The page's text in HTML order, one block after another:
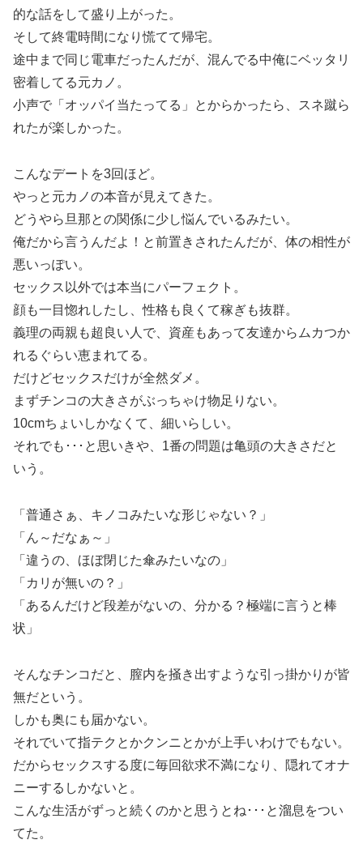
的な話をして盛り上がった。
そして終電時間になり慌てて帰宅。
途中まで同じ電車だったんだが、混んでる中俺にベッタリ
密着してる元カノ。
小声で「オッパイ当たってる」とからかったら、スネ蹴ら
れたが楽しかった。
こんなデートを3回ほど。
やっと元カノの本音が見えてきた。
どうやら旦那との関係に少し悩んでいるみたい。
俺だから言うんだよ！と前置きされたんだが、体の相性が
悪いっぽい。
セックス以外では本当にパーフェクト。
顔も一目惚れしたし、性格も良くて稼ぎも抜群。
義理の両親も超良い人で、資産もあって友達からムカつか
れるぐらい恵まれてる。
だけどセックスだけが全然ダメ。
まずチンコの大きさがぶっちゃけ物足りない。
10cmちょいしかなくて、細いらしい。
それでも･･･と思いきや、1番の問題は亀頭の大きさだと
いう。
「普通さぁ、キノコみたいな形じゃない？」
「ん～だなぁ～」
「違うの、ほぼ閉じた傘みたいなの」
「カリが無いの？」
「あるんだけど段差がないの、分かる？極端に言うと棒
状」
そんなチンコだと、膣内を掻き出すような引っ掛かりが皆
無だという。
しかも奥にも届かない。
それでいて指テクとかクンニとかが上手いわけでもない。
だからセックスする度に毎回欲求不満になり、隠れてオナ
ニーするしかないと。
こんな生活がずっと続くのかと思うとね･･･と溜息をつい
てた。